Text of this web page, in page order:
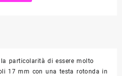
particolarità di essere molto
17 mm con una testa rotonda in